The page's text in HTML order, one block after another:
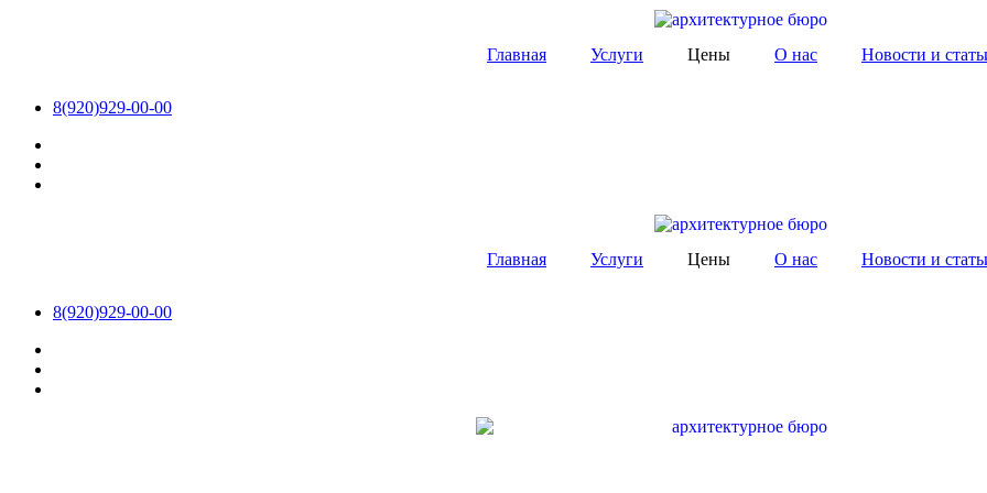
Главная Услуги Цены О нас Новости и
8(920)929-00-00
Главная Услуги Цены О нас Новости и
8(920)929-00-00